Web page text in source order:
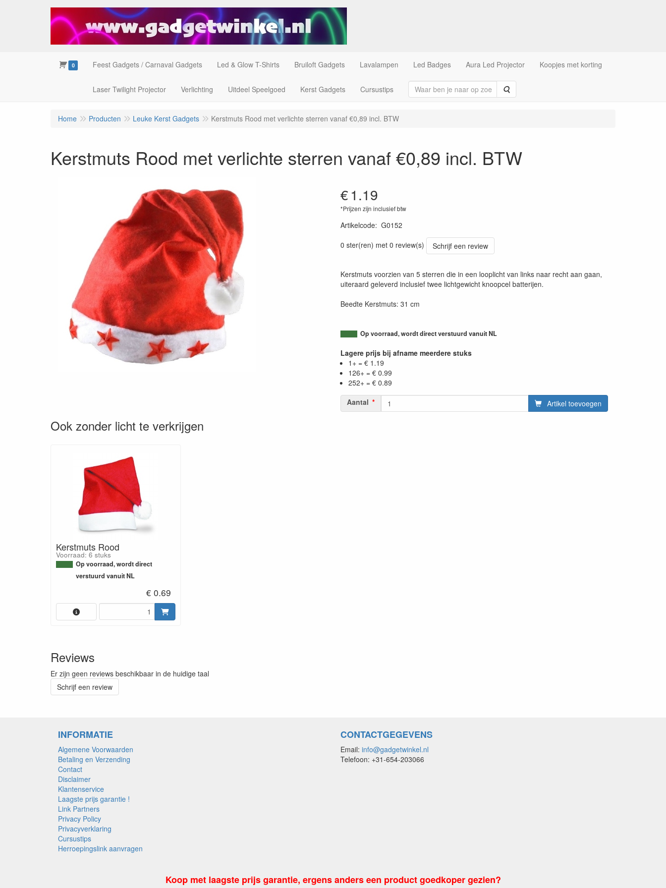
0 Feest Gadgets / Carnaval Gadgets Led & Glow T-Shirts Bruiloft Gadgets Lavalampen Led Badges Aura Led Projector Koopjes met korting
Laser Twilight Projector Verlichting Uitdeel Speelgoed Kerst Gadgets Cursustips Zoeken
Home Producten Leuke Kerst Gadgets Kerstmuts Rood met verlichte sterren vanaf €0,89 incl. BTW
Kerstmuts Rood met verlichte sterren vanaf €0,89 incl. BTW
€1.19
*Prijzen zijn inclusief btw
Artikelcode: G0152
0 ster(ren) met 0 review(s)
Schrijf een review
Kerstmuts voorzien van 5 sterren die in een looplicht van links naar recht aan gaan,
uiteraard geleverd inclusief twee lichtgewicht knoopcel batterijen.
Beedte Kerstmuts: 31 cm
Op voorraad, wordt direct verstuurd vanuit NL
Lagere prijs bij afname meerdere stuks
1+ = € 1.19
126+ = € 0.99
252+ = € 0.89
Aantal
Artikel toevoegen
Ook zonder licht te verkrijgen
Kerstmuts Rood
Voorraad: 6 stuks
Op voorraad, wordt direct
verstuurd vanuit NL
€ 0.69
Reviews
Er zijn geen reviews beschikbaar in de huidige taal
Schrijf een review
INFORMATIE
Algemene Voorwaarden
Betaling en Verzending
Contact
Disclaimer
Klantenservice
Laagste prijs garantie !
Link Partners
Privacy Policy
Privacyverklaring
Cursustips
Herroepingslink aanvragen
CONTACTGEGEVENS
Email: info@gadgetwinkel.nl
Telefoon: +31-654-203066
Koop met laagste prijs garantie, ergens anders een product goedkoper gezien?